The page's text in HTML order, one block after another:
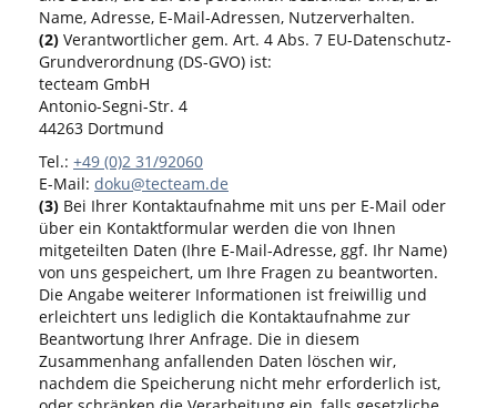
Name, Adresse, E-Mail-Adressen, Nutzerverhalten.
(2) Verantwortlicher gem. Art. 4 Abs. 7 EU-Datenschutz-
Grundverordnung (DS-GVO) ist:
tecteam GmbH
Antonio-Segni-Str. 4
44263 Dortmund
Tel.: +49 (0)2 31/92060
E-Mail: doku@tecteam.de
(3) Bei Ihrer Kontaktaufnahme mit uns per E-Mail oder
über ein Kontaktformular werden die von Ihnen
mitgeteilten Daten (Ihre E-Mail-Adresse, ggf. Ihr Name)
von uns gespeichert, um Ihre Fragen zu beantworten.
Die Angabe weiterer Informationen ist freiwillig und
erleichtert uns lediglich die Kontaktaufnahme zur
Beantwortung Ihrer Anfrage. Die in diesem
Zusammenhang anfallenden Daten löschen wir,
nachdem die Speicherung nicht mehr erforderlich ist,